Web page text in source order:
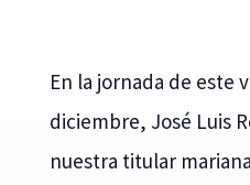
En la jornada de este
diciembre, José Luis
nuestra titular